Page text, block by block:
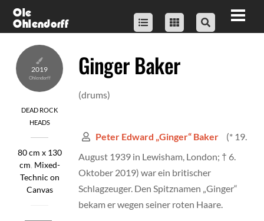
SkipOle
Ohlendorff
2019
DEAD ROCK
HEADS
80 cm x 130
cm, Mixed-
Technic on
Canvas
Ginger Baker
(drums)
Peter Edward „Ginger“ Baker
(* 19.
August 1939 in Lewisham, London; † 6.
Oktober 2019) war ein britischer
Schlagzeuger. Den Spitznamen „Ginger“
bekam er wegen seiner roten Haare.